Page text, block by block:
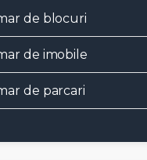
de blocuri
de imobile
de parcari